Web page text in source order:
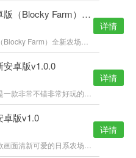
方块农场中文安卓版（Blocky Farm）v1.2.58
详情
安卓版v1.0.0
详情
卓版v1.0
详情